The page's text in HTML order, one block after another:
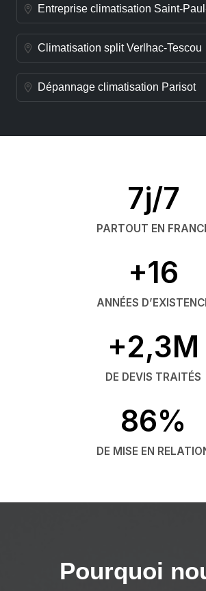
Entreprise climatisation Saint-
Climatisation split Verlhac-Tescou
Dépannage climatisation Parisot
7j/7
PARTOUT EN
+16
ANNÉES
+2,3M
DE DEVIS TRAITÉS
86%
DE MISE EN
Pourquoi